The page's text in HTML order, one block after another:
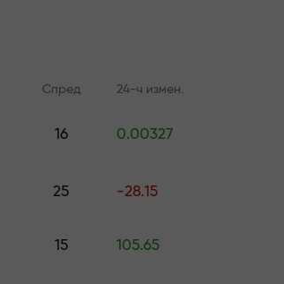
подарков
до $1,500
Спред 24-ч измен.
16 0.00327
25 -28.15
15 105.65
Форекс, крипто и фьючерсам